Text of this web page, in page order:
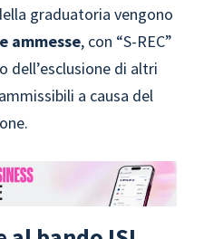
graduatoria vengono
ammesse, con “S-REC”
dell’esclusione di altri
a causa del